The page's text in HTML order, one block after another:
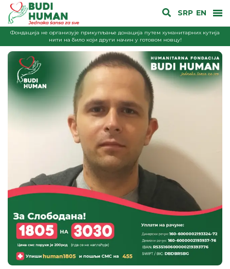
SRP EN
Фондација не организује прикупљање донација путем хуманитарних кутија
нити на било који други начин у готовом новцу!